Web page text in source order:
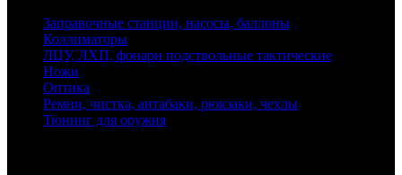
Заправочные станции, насосы, баллоны
Коллиматоры
ЛЦУ, ЛХП, фонари подствольные тактические
Ножи
Оптика
Ремни, чистка, антабаки, рюкзаки, чехлы
Тюнинг для оружия